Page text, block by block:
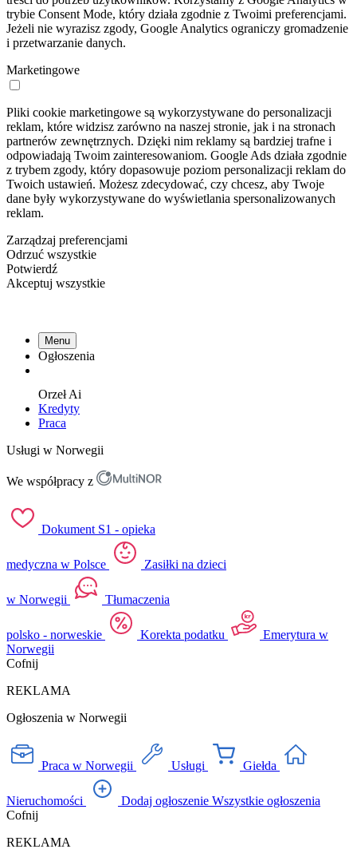
trybie Consent Mode, który działa zgodnie z Twoimi preferencjami.
Jeżeli nie wyrazisz zgody, Google Analytics ograniczy gromadzenie
i przetwarzanie danych.
Marketingowe
Pliki cookie marketingowe są wykorzystywane do personalizacji
reklam, które widzisz zarówno na naszej stronie, jak i na stronach
partnerów zewnętrznych. Dzięki nim reklamy są bardziej trafne i
odpowiadają Twoim zainteresowaniom. Google Ads działa zgodnie
z trybem zgody, który dopasowuje poziom personalizacji reklam do
Twoich ustawień. Możesz zdecydować, czy chcesz, aby Twoje
dane były wykorzystywane do wyświetlania spersonalizowanych
reklam.
Zarządzaj preferencjami
Odrzuć wszystkie
Potwierdź
Akceptuj wszystkie
Menu
Ogłoszenia
OrzełAi
Kredyty
Praca
Usługi w Norwegii
We współpracy z
Dokument S1 - opieka
medyczna w Polsce Zasiłki na dzieci
w Norwegii Tłumaczenia
polsko - norweskie Korekta podatku
Emerytura w
Norwegii
Cofnij
REKLAMA
Ogłoszenia w Norwegii
Praca w Norwegii Usługi Giełda
Nieruchomości Dodaj ogłoszenie Wszystkie ogłoszenia
Cofnij
REKLAMA